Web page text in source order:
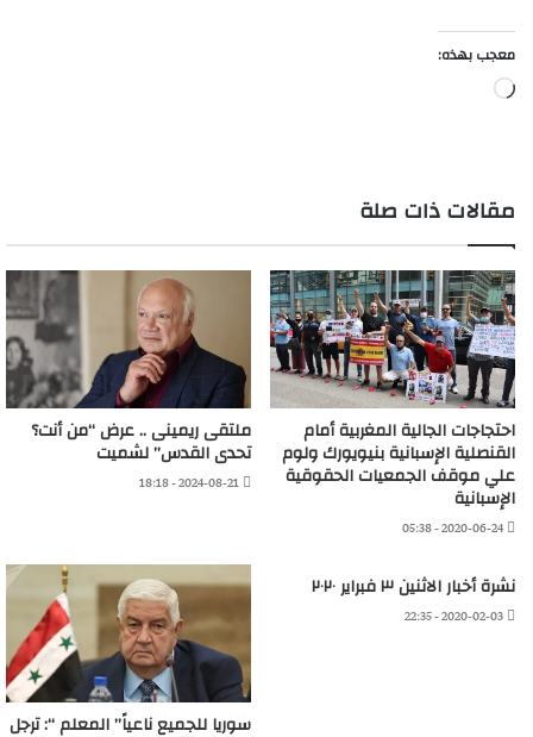
معجب بهذه:
جاري
مقالات ذات صلة
احتجاجات الجالية المغربية أمام
القنصلية الإسبانية بنيويورك ولوم
علي موقف الجمعيات الحقوقية
الإسبانية
2020-06-24 - 05:38
ملتقى ريمينى .. عرض “من أنت؟
تحدى القدس” لشميت
2024-08-21 - 18:18
نشرة أخبار الاثنين ٣ فبراير ٢٠٢٠
2020-02-03 - 22:35
سوريا للجميع ناعياً” المعلم “: ترجل